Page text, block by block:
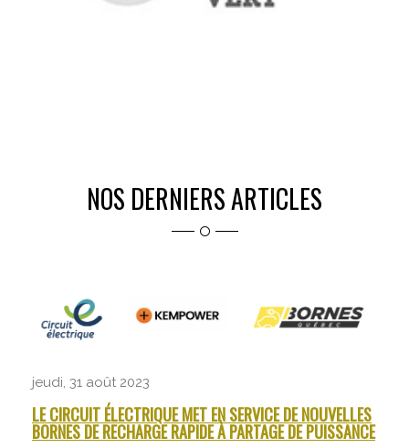
NOS DERNIERS ARTICLES
jeudi, 31 août 2023
LE CIRCUIT ÉLECTRIQUE MET EN SERVICE DE NOUVELLES
BORNES DE RECHARGE RAPIDE À PARTAGE DE PUISSANCE